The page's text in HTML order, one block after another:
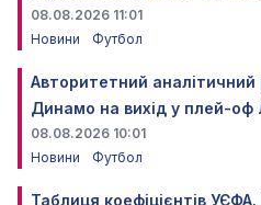
08.08.2026 11:01
Новини
Футбол
Авторитетний
Динамо на вихід у плей-оф
08.08.2026 10:01
Новини
Футбол
Таблиця коефіцієнтів